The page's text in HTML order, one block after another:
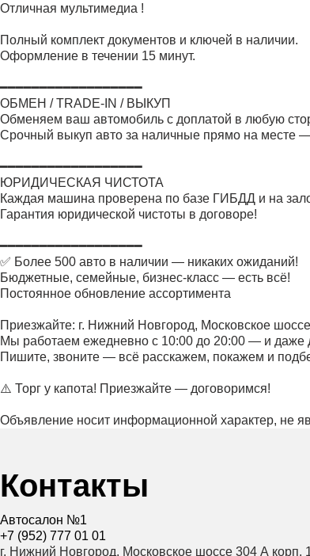
Отличная мультимедиа !
Полный комплект документов и ключей в наличии.
Оформление в течении 15 минут.
━━━━━━━━━━━━━━━━━━
ОБМЕН / TRADE-IN / ВЫКУП
Обменяем ваш автомобиль с доплатой в любую
Срочный выкуп авто за наличные прямо на месте
━━━━━━━━━━━━━━━━━━
ЮРИДИЧЕСКАЯ ЧИСТОТА
Каждая машина проверена по базе ГИБДД и на
Гарантия юридической чистоты в договоре!
━━━━━━━━━━━━━━━━━━
✅ Более 500 авто в наличии — никаких ожиданий!
Бюджетные, семейные, бизнес-класс — есть всё!
Постоянное обновление ассортимента
Приезжайте: г. Нижний Новгород, Московское
Мы работаем ежедневно с 10:00 до 20:00 — и даже
Пишите, звоните — всё расскажем, покажем и
⚠️ Торг у капота! Приезжайте — договоримся!
Объявление носит информационной характер, не
Контакты
Автосалон №1
+7 (952) 777 01 01
г. Нижний Новгород, Московское шоссе 304 А корп.